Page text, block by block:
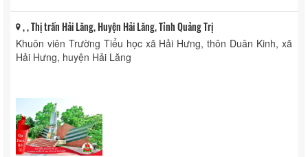
, , Thị trấn Hải Lăng, Huyện Hải Lăng, Tỉnh Quảng Trị
Khuôn viên Trường Tiểu học xã Hải Hưng, thôn Duân Kinh, xã
Hải Hưng, huyện Hải Lăng